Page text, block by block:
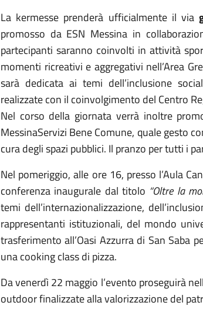
La kermesse prenderà ufficialmente il via
promosso da ESN Messina in
partecipanti saranno coinvolti in attività
momenti ricreativi e aggregativi nell’Area
sarà dedicata ai temi dell’inclusione
realizzate con il coinvolgimento del Centro
Nel corso della giornata verrà inoltre
MessinaServizi Bene Comune, quale gesto
cura degli spazi pubblici. Il pranzo per tutti i
Nel pomeriggio, alle ore 16, presso l’Aula
conferenza inaugurale dal titolo “Oltre la
temi dell’internazionalizzazione,
rappresentanti istituzionali, del mondo
trasferimento all’Oasi Azzurra di San Saba
una cooking class di pizza.
Da venerdì 22 maggio l’evento proseguirà
outdoor finalizzate alla valorizzazione del